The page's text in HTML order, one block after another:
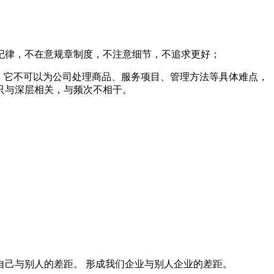
，不在意规章制度，不注意细节，不追求更好；
不可以为公司处理商品、服务项目、管理方法等具体难点，
深层相关，与频次不相干。
与别人的差距。 形成我们企业与别人企业的差距。